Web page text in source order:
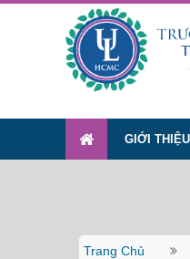
GIỚI THIỆU
Trang Chủ